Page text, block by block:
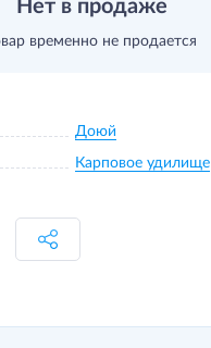
Нет в продаже
временно не продается
Доюй
Карповое удилище